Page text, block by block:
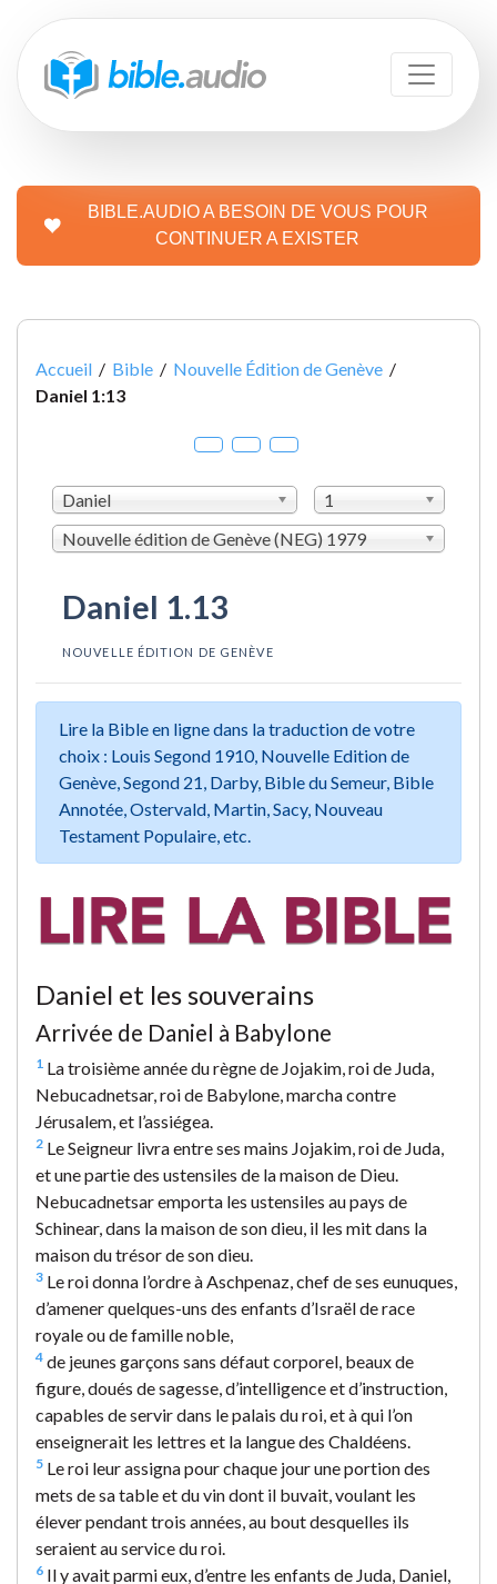
BIBLE.AUDIO A BESOIN DE VOUS POUR
CONTINUER A EXISTER
Accueil / Bible / Nouvelle Édition de Genève /
Daniel 1:13
Daniel
1
Nouvelle édition de Genève (NEG) 1979
Daniel 1.13
NOUVELLE ÉDITION DE GENÈVE
Lire la Bible en ligne dans la traduction de votre
choix : Louis Segond 1910, Nouvelle Edition de
Genève, Segond 21, Darby, Bible du Semeur, Bible
Annotée, Ostervald, Martin, Sacy, Nouveau
Testament Populaire, etc.
Daniel et les souverains
Arrivée de Daniel à Babylone
1 La troisième année du règne de Jojakim, roi de Juda,
Nebucadnetsar, roi de Babylone, marcha contre
Jérusalem, et l’assiégea.
2 Le Seigneur livra entre ses mains Jojakim, roi de Juda,
et une partie des ustensiles de la maison de Dieu.
Nebucadnetsar emporta les ustensiles au pays de
Schinear, dans la maison de son dieu, il les mit dans la
maison du trésor de son dieu.
3 Le roi donna l’ordre à Aschpenaz, chef de ses eunuques,
d’amener quelques-uns des enfants d’Israël de race
royale ou de famille noble,
4 de jeunes garçons sans défaut corporel, beaux de
figure, doués de sagesse, d’intelligence et d’instruction,
capables de servir dans le palais du roi, et à qui l’on
enseignerait les lettres et la langue des Chaldéens.
5 Le roi leur assigna pour chaque jour une portion des
mets de sa table et du vin dont il buvait, voulant les
élever pendant trois années, au bout desquelles ils
seraient au service du roi.
6 Il y avait parmi eux, d’entre les enfants de Juda, Daniel,